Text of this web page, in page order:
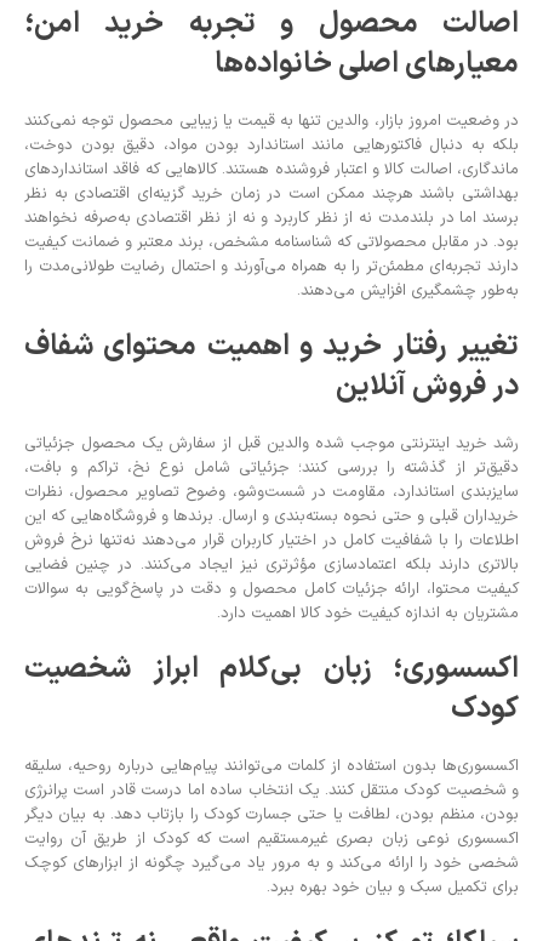
اصالت محصول و تجربه خرید امن؛
معیارهای اصلی خانواده‌ها
در وضعیت امروز بازار، والدین تنها به قیمت یا زیبایی محصول توجه نمی‌کنند
بلکه به دنبال فاکتورهایی مانند استاندارد بودن مواد، دقیق بودن دوخت،
ماندگاری، اصالت کالا و اعتبار فروشنده هستند. کالاهایی که فاقد استانداردهای
بهداشتی باشند هرچند ممکن است در زمان خرید گزینه‌ای اقتصادی به نظر
برسند اما در بلندمدت نه از نظر کاربرد و نه از نظر اقتصادی به‌صرفه نخواهند
بود. در مقابل محصولاتی که شناسنامه مشخص، برند معتبر و ضمانت کیفیت
دارند تجربه‌ای مطمئن‌تر را به همراه می‌آورند و احتمال رضایت طولانی‌مدت را
به‌طور چشمگیری افزایش می‌دهند.
تغییر رفتار خرید و اهمیت محتوای شفاف
در فروش آنلاین
رشد خرید اینترنتی موجب شده والدین قبل از سفارش یک محصول جزئیاتی
دقیق‌تر از گذشته را بررسی کنند؛ جزئیاتی شامل نوع نخ، تراکم و بافت،
سایزبندی استاندارد، مقاومت در شست‌وشو، وضوح تصاویر محصول، نظرات
خریداران قبلی و حتی نحوه بسته‌بندی و ارسال. برندها و فروشگاه‌هایی که این
اطلاعات را با شفافیت کامل در اختیار کاربران قرار می‌دهند نه‌تنها نرخ فروش
بالاتری دارند بلکه اعتمادسازی مؤثرتری نیز ایجاد می‌کنند. در چنین فضایی
کیفیت محتوا، ارائه جزئیات کامل محصول و دقت در پاسخ‌گویی به سوالات
مشتریان به اندازه کیفیت خود کالا اهمیت دارد.
اکسسوری؛ زبان بی‌کلام ابراز شخصیت
کودک
اکسسوری‌ها بدون استفاده از کلمات می‌توانند پیام‌هایی درباره روحیه، سلیقه
و شخصیت کودک منتقل کنند. یک انتخاب ساده اما درست قادر است پرانرژی
بودن، منظم بودن، لطافت یا حتی جسارت کودک را بازتاب دهد. به بیان دیگر
اکسسوری نوعی زبان بصری غیرمستقیم است که کودک از طریق آن روایت
شخصی خود را ارائه می‌کند و به مرور یاد می‌گیرد چگونه از ابزارهای کوچک
برای تکمیل سبک و بیان خود بهره ببرد.